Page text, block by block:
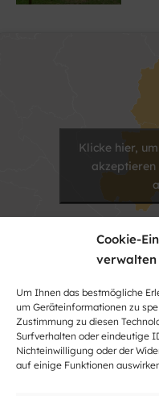
Cookie-
verwalten
Um Ihnen das bestmögliche
um Geräteinformationen zu
Zustimmung zu diesen
Surfverhalten oder eindeutige
Nichteinwilligung oder der
auf einige Funktionen
Klicke hier,
Kontakt